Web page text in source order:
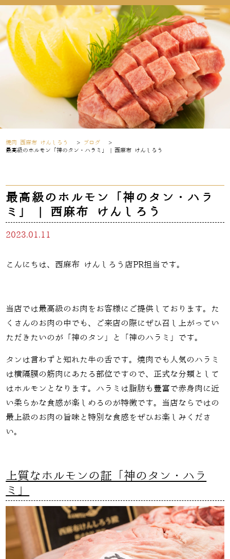
焼肉 西麻布 けんしろう > ブログ
>
最高級のホルモン「神のタン・ハラミ」 | 西麻布 けんしろう
最高級のホルモン「神のタン・ハラ
ミ」 | 西麻布 けんしろう
2023.01.11
こんにちは、西麻布 けんしろう店PR担当です。
当店では最高級のお肉をお客様にご提供しております。た
くさんのお肉の中でも、ご来店の際にぜひ召し上がってい
ただきたいのが「神のタン」と「神のハラミ」です。
タンは言わずと知れた牛の舌です。焼肉でも人気のハラミ
は横隔膜の筋肉にあたる部位ですので、正式な分類として
はホルモンとなります。ハラミは脂肪も豊富で赤身肉に近
い柔らかな食感が楽しめるのが特徴です。当店ならではの
最上級のお肉の旨味と特別な食感をぜひお楽しみくださ
い。
上質なホルモンの証「神のタン・ハラ
ミ」